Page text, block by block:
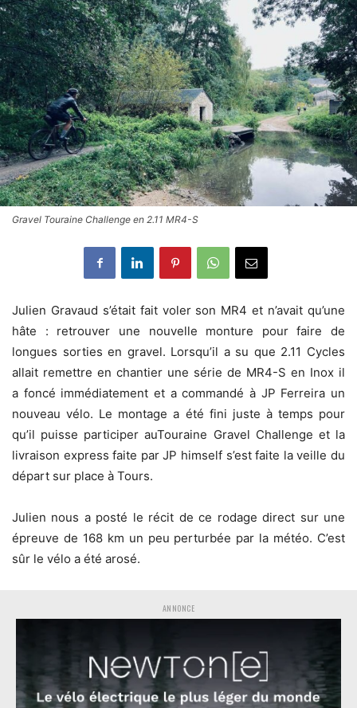
Gravel Touraine Challenge en 2.11 MR4-S
Julien Gravaud s’était fait voler son MR4 et n’avait qu’une
hâte : retrouver une nouvelle monture pour faire de
longues sorties en gravel. Lorsqu’il a su que 2.11 Cycles
allait remettre en chantier une série de MR4-S en Inox il
a foncé immédiatement et a commandé à JP Ferreira un
nouveau vélo. Le montage a été fini juste à temps pour
qu’il puisse participer auTouraine Gravel Challenge et la
livraison express faite par JP himself s’est faite la veille du
départ sur place à Tours.
Julien nous a posté le récit de ce rodage direct sur une
épreuve de 168 km un peu perturbée par la météo. C’est
sûr le vélo a été arosé.
ANNONCE